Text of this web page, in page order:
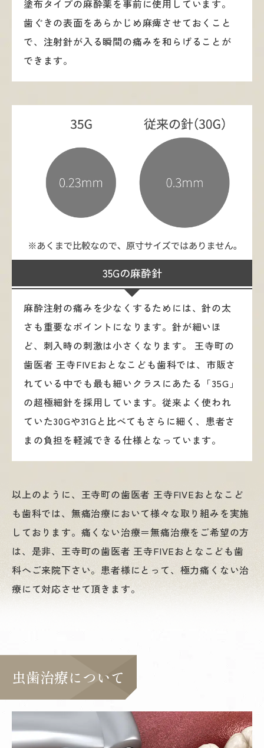
塗布タイプの麻酔薬を事前に使用しています。
歯ぐきの表面をあらかじめ麻痺させておくこと
で、注射針が入る瞬間の痛みを和らげることが
できます。
35Gの麻酔針
麻酔注射の痛みを少なくするためには、針の太
さも重要なポイントになります。針が細いほ
ど、刺入時の刺激は小さくなります。 王寺町の
歯医者 王寺FIVEおとなこども歯科では、市販さ
れている中でも最も細いクラスにあたる「35G」
の超極細針を採用しています。従来よく使われ
ていた30Gや31Gと比べてもさらに細く、患者さ
まの負担を軽減できる仕様となっています。
以上のように、王寺町の歯医者 王寺FIVEおとなこど
も歯科では、無痛治療において様々な取り組みを実施
しております。 痛くない治療＝無痛治療をご希望の方
は、是非、王寺町の歯医者 王寺FIVEおとなこども歯
科へご来院下さい。患者様にとって、極力痛くない治
療にて対応させて頂きます。
虫歯治療について